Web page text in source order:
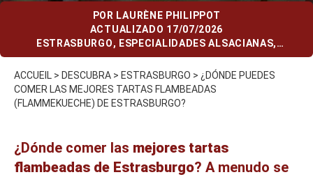
POR LAURÈNE PHILIPPOT
ACTUALIZADO 17/07/2026
ESTRASBURGO, ESPECIALIDADES ALSACIANAS,
RESTAURANTES
ACCUEIL > DESCUBRA > ESTRASBURGO > ¿DÓNDE PUEDES
COMER LAS MEJORES TARTAS FLAMBEADAS
(FLAMMEKUECHE) DE ESTRASBURGO?
¿Dónde comer las mejores tartas
flambeadas de Estrasburgo? A menudo se